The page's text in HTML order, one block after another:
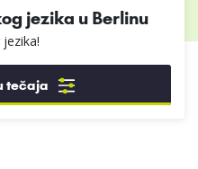
jezika u Berlinu
tečaja